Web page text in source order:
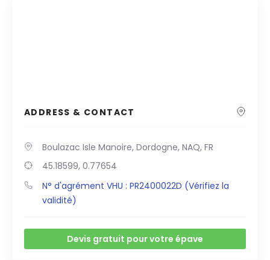
ADDRESS & CONTACT
Boulazac Isle Manoire, Dordogne, NAQ, FR
45.18599, 0.77654
N° d'agrément VHU : PR2400022D (Vérifiez la
validité)
Devis gratuit pour votre épave